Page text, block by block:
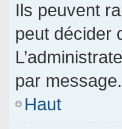
Ils peuvent
peut décider
par message.
Haut